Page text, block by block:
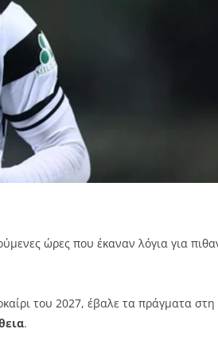
ώρες που έκαναν λόγια για
του 2027, έβαλε τα πράγματα στη
.